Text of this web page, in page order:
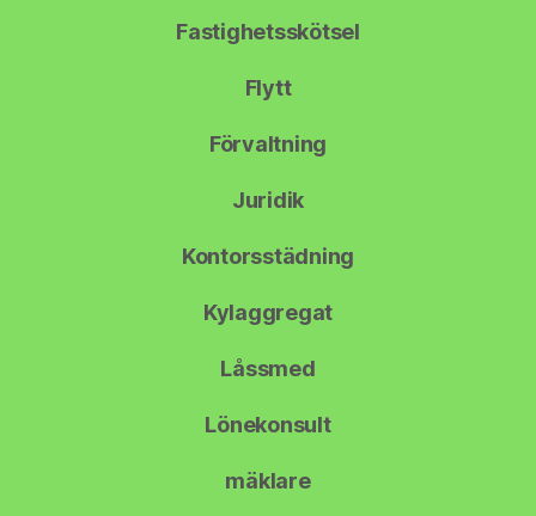
Fastighetsskötsel
Flytt
Förvaltning
Juridik
Kontorsstädning
Kylaggregat
Låssmed
Lönekonsult
mäklare